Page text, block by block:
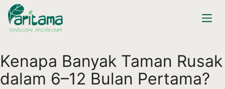
Kenapa Banyak Taman Rusak
dalam 6–12 Bulan Pertama?